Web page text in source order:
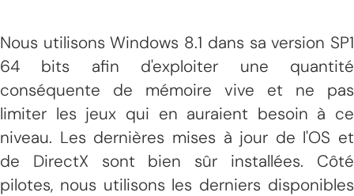
Nous utilisons Windows 8.1 dans sa version SP1
64 bits afin d'exploiter une quantité
conséquente de mémoire vive et ne pas
limiter les jeux qui en auraient besoin à ce
niveau. Les dernières mises à jour de l'OS et
de DirectX sont bien sûr installées. Côté
pilotes, nous utilisons les derniers disponibles